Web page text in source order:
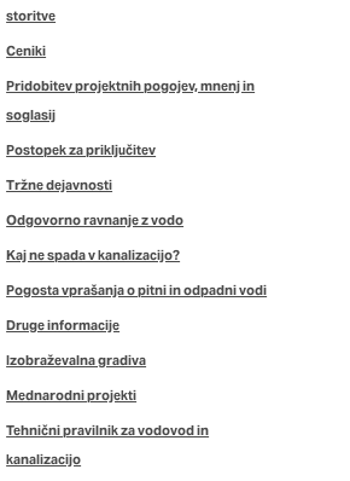
storitve
Ceniki
Pridobitev projektnih pogojev, mnenj in
soglasij
Postopek za priključitev
Tržne dejavnosti
Odgovorno ravnanje z vodo
Kaj ne spada v kanalizacijo?
Pogosta vprašanja o pitni in odpadni vodi
Druge informacije
Izobraževalna gradiva
Mednarodni projekti
Tehnični pravilnik za vodovod in
kanalizacijo